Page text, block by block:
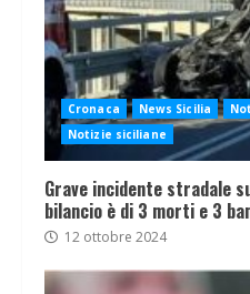
Cronaca News Sicilia
Notizie siciliane
Grave incidente stradale
bilancio è di 3 morti e 3
12 ottobre 2024